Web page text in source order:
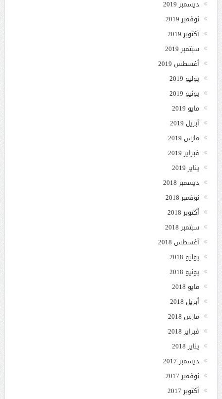
ديسمبر 2019
نوفمبر 2019
أكتوبر 2019
سبتمبر 2019
أغسطس 2019
يوليو 2019
يونيو 2019
مايو 2019
أبريل 2019
مارس 2019
فبراير 2019
يناير 2019
ديسمبر 2018
نوفمبر 2018
أكتوبر 2018
سبتمبر 2018
أغسطس 2018
يوليو 2018
يونيو 2018
مايو 2018
أبريل 2018
مارس 2018
فبراير 2018
يناير 2018
ديسمبر 2017
نوفمبر 2017
أكتوبر 2017